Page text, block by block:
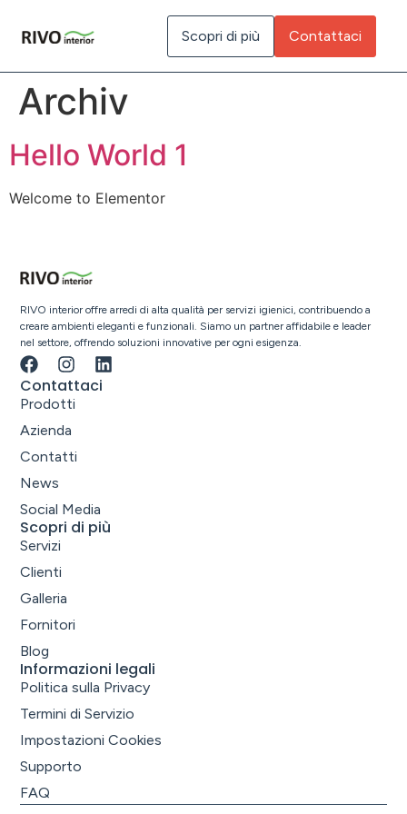
Scopri di più Contattaci
Archiv
Hello World 1
Welcome to Elementor
RIVO interior offre arredi di alta qualità per servizi igienici, contribuendo a
creare ambienti eleganti e funzionali. Siamo un partner affidabile e leader
nel settore, offrendo soluzioni innovative per ogni esigenza.
Contattaci
Prodotti
Azienda
Contatti
News
Social Media
Scopri di più
Servizi
Clienti
Galleria
Fornitori
Blog
Informazioni legali
Politica sulla Privacy
Termini di Servizio
Impostazioni Cookies
Supporto
FAQ